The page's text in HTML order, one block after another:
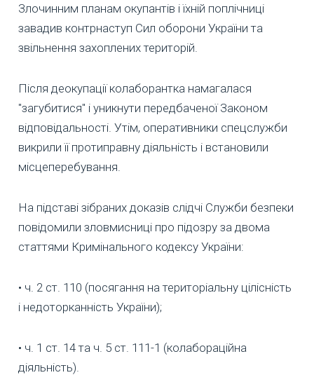
Злочинним планам окупантів і їхній поплічниці
завадив контрнаступ Сил оборони України та
звільнення захоплених територій.
Після деокупації колаборантка намагалася
"загубитися" і уникнути передбаченої Законом
відповідальності. Утім, оперативники спецслужби
викрили її протиправну діяльність і встановили
місцеперебування.
На підставі зібраних доказів слідчі Служби безпеки
повідомили зловмисниці про підозру за двома
статтями Кримінального кодексу України:
• ч. 2 ст. 110 (посягання на територіальну цілісність
і недоторканність України);
• ч. 1 ст. 14 та ч. 5 ст. 111-1 (колабораційна
діяльність).